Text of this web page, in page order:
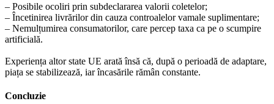
– Posibile ocoliri prin subdeclararea valorii coletelor;
– Încetinirea livrărilor din cauza controalelor vamale suplimentare;
– Nemulțumirea consumatorilor, care percep taxa ca pe o scumpire
artificială.
Experiența altor state UE arată însă că, după o perioadă de adaptare,
piața se stabilizează, iar încasările rămân constante.
Concluzie